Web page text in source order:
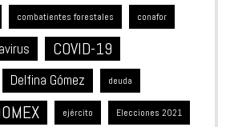
combatientes forestales conafor
COVID-19
Delfina Gómez deuda
ejército Elecciones 2021